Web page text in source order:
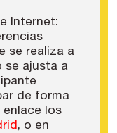
Internet:
se realiza a
se ajusta a
de forma
enlace los
, o en